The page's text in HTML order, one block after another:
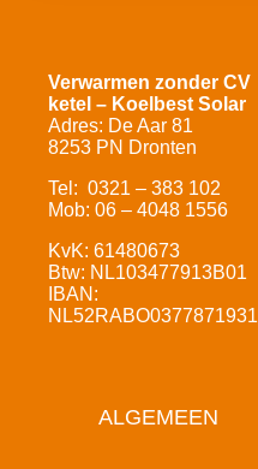
Verwarmen zonder CV
ketel – Koelbest Solar
Adres: De Aar 81
8253 PN Dronten
Tel: 0321 – 383 102
Mob: 06 – 4048 1556
KvK: 61480673
Btw: NL103477913B01
IBAN:
NL52RABO0377871931
ALGEMEEN